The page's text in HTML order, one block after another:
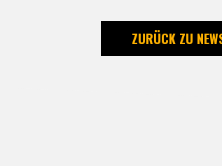
ZURÜCK ZU